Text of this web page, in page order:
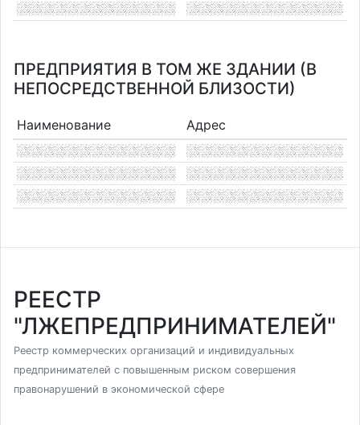
ПРЕДПРИЯТИЯ В ТОМ ЖЕ ЗДАНИИ (В
НЕПОСРЕДСТВЕННОЙ БЛИЗОСТИ)
Наименование Адрес
РЕЕСТР
"ЛЖЕПРЕДПРИНИМАТЕЛЕЙ"
Реестр коммерческих организаций и индивидуальных
предпринимателей с повышенным риском совершения
правонарушений в экономической сфере